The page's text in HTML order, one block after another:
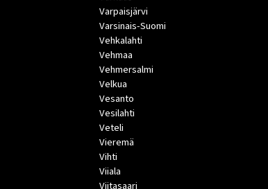
Varpaisjärvi
Varsinais-Suomi
Vehkalahti
Vehmaa
Vehmersalmi
Velkua
Vesanto
Vesilahti
Veteli
Vieremä
Vihti
Viiala
Viitasaari